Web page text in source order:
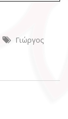
Γιώργος